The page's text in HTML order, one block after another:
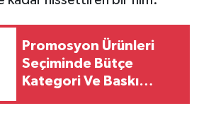
Promosyon Ürünleri
Seçiminde Bütçe
Kategori Ve Baskı